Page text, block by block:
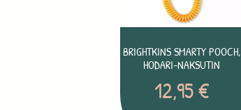
BRIGHTKINS SMARTY POOCH,
HODARI-NAKSUTIN
12,95€